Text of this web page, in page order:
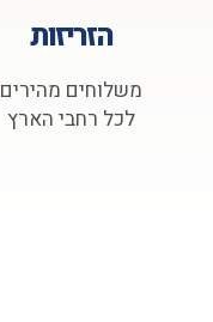
הזריזות
משלוחים מהירים
לכל רחבי הארץ